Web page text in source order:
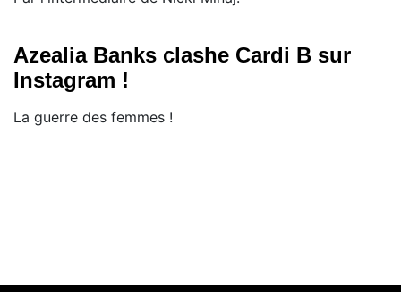
Azealia Banks clashe Cardi B sur
Instagram !
La guerre des femmes !